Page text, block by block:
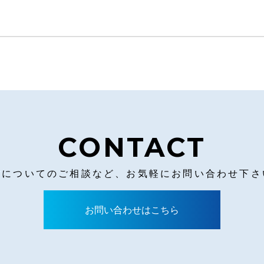
CONTACT
ついてのご相談など、お気軽にお問い合わせ下
お問い合わせはこちら